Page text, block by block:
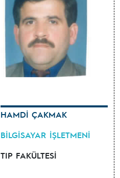
HAMDİ ÇAKMAK
BİLGİSAYAR İŞLETMENİ
TIP FAKÜLTESİ